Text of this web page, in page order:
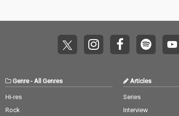
Genre- All Genres
Hi-res
Rock
Articles
Series
Interview